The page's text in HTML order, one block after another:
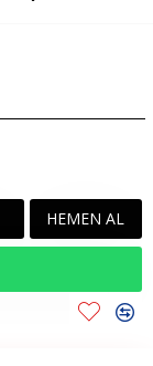
HEMEN AL